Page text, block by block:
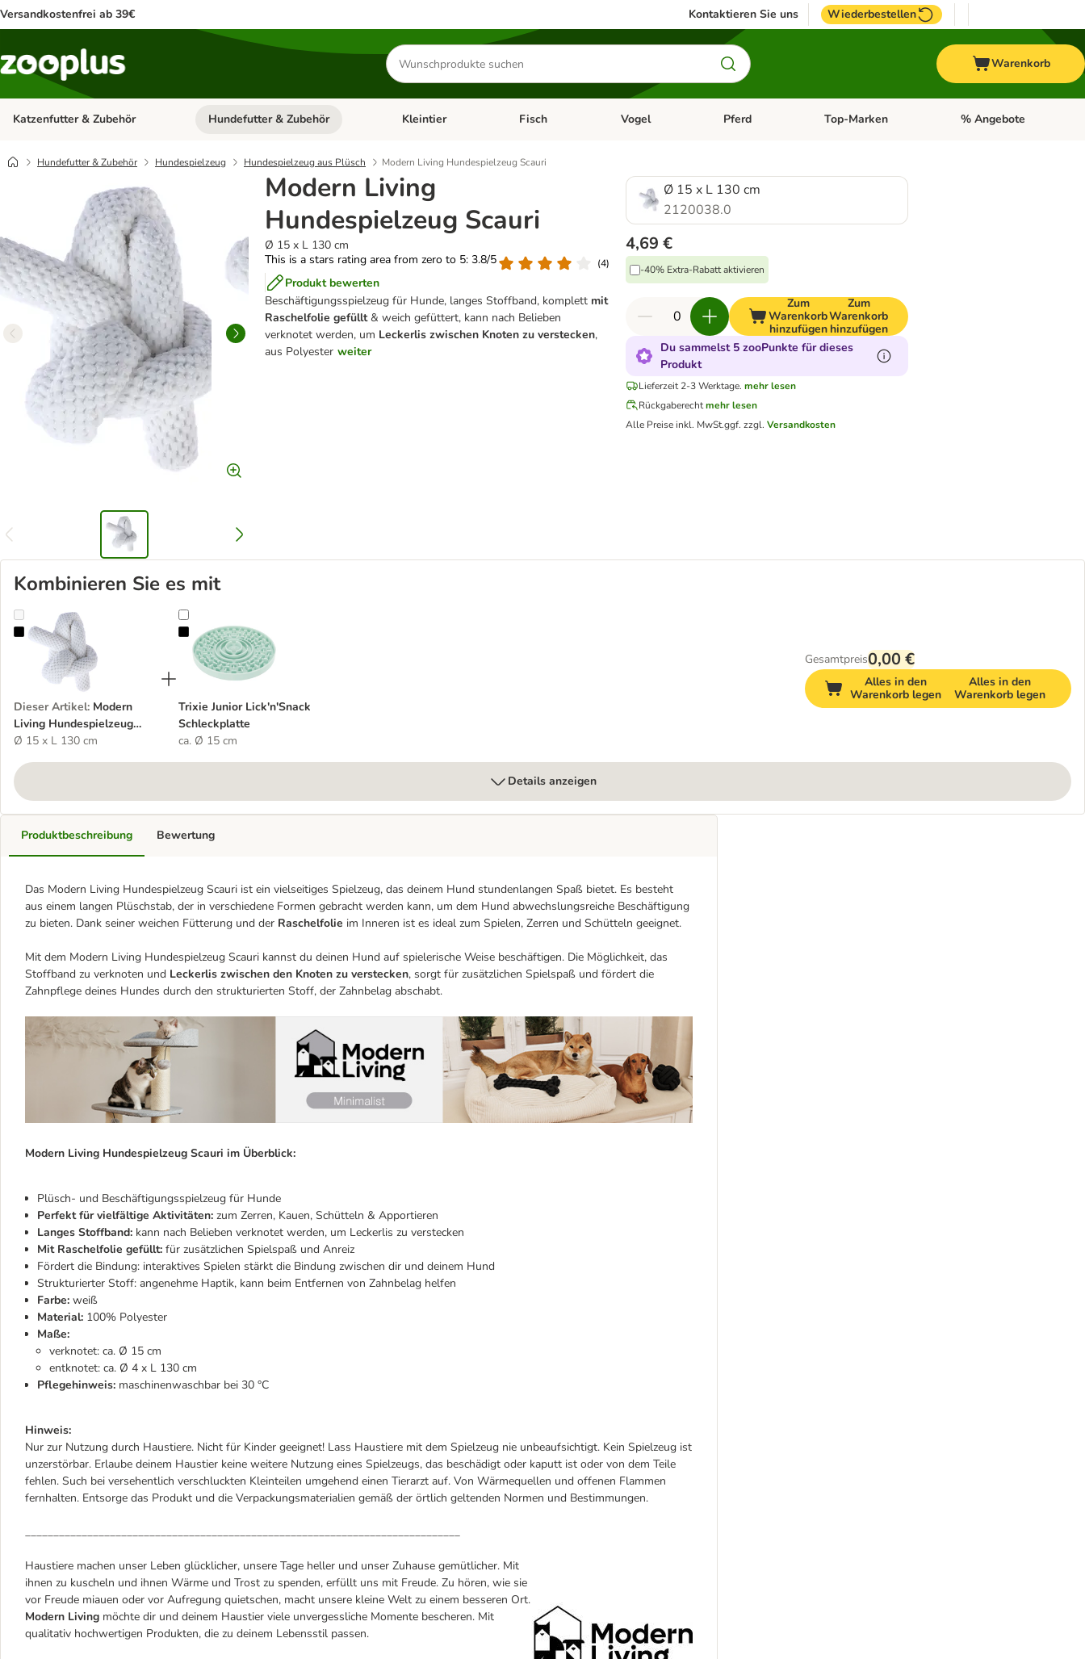
Versandkostenfrei ab 39€ Kontaktieren Sie uns Wiederbestellen
Produkte
suchen
Warenkorb
Katzenfutter & Zubehör Kategorie-Menü öffnen: Katzenfutter & Zubehör
Hundefutter & Zubehör Kategorie-Menü öffnen: Hundefutter & Zubehör
Kleintier Kategorie-Menü öffnen: Kleintier
Fisch Kategorie-Menü öffnen: Fisch
Vogel Kategorie-Menü öffnen: Vogel
Pferd Kategorie-Menü öffnen: Pferd
Top-Marken Kategorie-Menü öffnen:
% Angebote
Hundefutter & Zubehör Hundespielzeug Hundespielzeug aus Plüsch Modern Living Hundespielzeug Scauri
Modern Living
Hundespielzeug Scauri
Ø 15 x L 130 cm
This is a stars rating area from zero to 5: 3.8/5
(4)
Produkt bewerten
Beschäftigungsspielzeug für Hunde, langes Stoffband, komplett mit
Raschelfolie gefüllt & weich gefüttert, kann nach Belieben
verknotet werden, um Leckerlis zwischen Knoten zu verstecken,
aus Polyester weiter
Ø 15 x L 130 cm
2120038.0
4,69 €
-40% Extra-Rabatt aktivieren
Zum
Warenkorb
hinzufügen
Zum
Warenkorb
hinzufügen
Du sammelst 5 zooPunkte für dieses
Produkt
Lieferzeit 2-3 Werktage. mehr lesen
Rückgaberechtmehr lesen
Alle Preise inkl. MwSt.ggf. zzgl.Versandkosten
Kombinieren Sie es mit
Modern Living Hundespielzeug Scauri
Dieser Artikel: Modern
Living Hundespielzeug
Scauri
Ø 15 x L 130 cm
Trixie Junior Lick'n'Snack Schleckplatte
Trixie Junior Lick'n'Snack
Schleckplatte
ca. Ø 15 cm
Gesamtpreis0,00 €
Alles in den
Warenkorb legen
Alles in den
Warenkorb legen
Details anzeigen
Produktbeschreibung
Das Modern Living Hundespielzeug Scauri ist ein vielseitiges Spielzeug, das deinem Hund stundenlangen Spaß bietet. Es besteht
aus einem langen Plüschstab, der in verschiedene Formen gebracht werden kann, um dem Hund abwechslungsreiche Beschäftigung
zu bieten. Dank seiner weichen Fütterung und der Raschelfolie im Inneren ist es ideal zum Spielen, Zerren und Schütteln geeignet.
Mit dem Modern Living Hundespielzeug Scauri kannst du deinen Hund auf spielerische Weise beschäftigen. Die Möglichkeit, das
Stoffband zu verknoten und Leckerlis zwischen den Knoten zu verstecken, sorgt für zusätzlichen Spielspaß und fördert die
Zahnpflege deines Hundes durch den strukturierten Stoff, der Zahnbelag abschabt.
Modern Living Hundespielzeug Scauri im Überblick:
Plüsch- und Beschäftigungsspielzeug für Hunde
Perfekt für vielfältige Aktivitäten: zum Zerren, Kauen, Schütteln & Apportieren
Langes Stoffband: kann nach Belieben verknotet werden, um Leckerlis zu verstecken
Mit Raschelfolie gefüllt: für zusätzlichen Spielspaß und Anreiz
Fördert die Bindung: interaktives Spielen stärkt die Bindung zwischen dir und deinem Hund
Strukturierter Stoff: angenehme Haptik, kann beim Entfernen von Zahnbelag helfen
Farbe: weiß
Material: 100% Polyester
Maße:
verknotet: ca. Ø 15 cm
entknotet: ca. Ø 4 x L 130 cm
Pflegehinweis: maschinenwaschbar bei 30 °C
Hinweis:
Nur zur Nutzung durch Haustiere. Nicht für Kinder geeignet! Lass Haustiere mit dem Spielzeug nie unbeaufsichtigt. Kein Spielzeug ist
unzerstörbar. Erlaube deinem Haustier keine weitere Nutzung eines Spielzeugs, das beschädigt oder kaputt ist oder von dem Teile
fehlen. Such bei versehentlich verschluckten Kleinteilen umgehend einen Tierarzt auf. Von Wärmequellen und offenen Flammen
fernhalten. Entsorge das Produkt und die Verpackungsmaterialien gemäß der örtlich geltenden Normen und Bestimmungen.
_____________________________________________________________________________
Haustiere machen unser Leben glücklicher, unsere Tage heller und unser Zuhause gemütlicher. Mit
ihnen zu kuscheln und ihnen Wärme und Trost zu spenden, erfüllt uns mit Freude. Zu hören, wie sie
vor Freude miauen oder vor Aufregung quietschen, macht unsere kleine Welt zu einem besseren Ort.
Modern Living möchte dir und deinem Haustier viele unvergessliche Momente bescheren. Mit
qualitativ hochwertigen Produkten, die zu deinem Lebensstil passen.
Bewertung